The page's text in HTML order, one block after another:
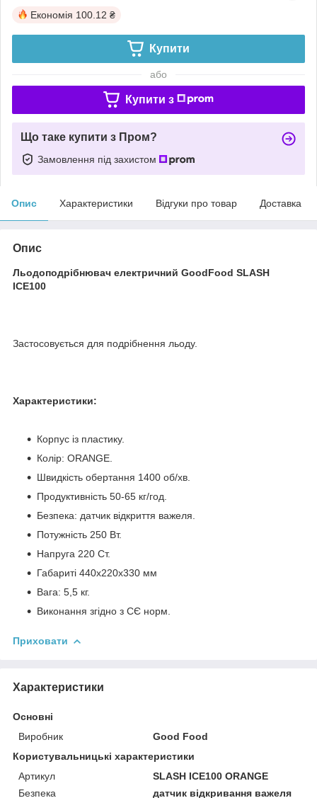
Економія 100.12 ₴
Купити
або
Купити з
Що таке купити з Пром?
Замовлення під захистом
Опис Характеристики Відгуки про товар Доставка
Опис
Льодоподрібнювач електричний GoodFood SLASH
ICE100
Застосовується для подрібнення льоду.
Характеристики:
Корпус із пластику.
Колір: ORANGE.
Швидкість обертання 1400 об/хв.
Продуктивність 50-65 кг/год.
Безпека: датчик відкриття важеля.
Потужність 250 Вт.
Напруга 220 Ст.
Габариті 440х220х330 мм
Вага: 5,5 кг.
Виконання згідно з СЄ норм.
Приховати
Характеристики
Основні
Виробник
Good Food
Користувальницькі характеристики
Артикул
SLASH ICE100 ORANGE
Безпека
датчик відкривання важеля